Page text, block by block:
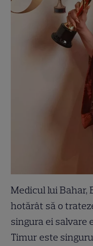
Medicul lui Bahar,
hotărât să o
singura ei salvare
Timur este